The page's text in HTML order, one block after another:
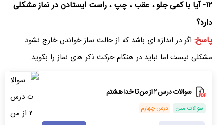
۱۲- آیا با کمی جلو ، عقب ، چپ ، راست ایستادن در نماز مشکلی
دارد؟
پاسخ: اگر در اندازه ای باشد که از حالت نماز خواندن خارج نشود
مشکلی نیست اما نباید در هنگام حرکت ذکر های نماز را بگوید.
سوالات درس ۲ از من تا خدا هشتم
سوالات متن درس چهارم